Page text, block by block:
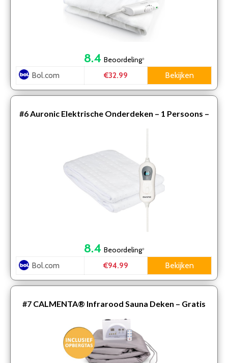
8.4 Beoordeling*
Bol.com €32.99 Bekijken
#6 Auronic Elektrische Onderdeken – 1 Persoons –
8.4 Beoordeling*
Bol.com €94.99 Bekijken
#7 CALMENTA® Infrarood Sauna Deken – Gratis
Opbergtas – tot 80° – 180x80cm – Infrarooddeken –
Afstand…